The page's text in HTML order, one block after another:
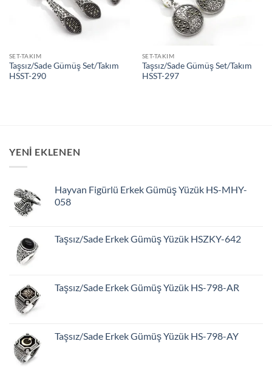
SET-TAKIM
Taşsız/Sade Gümüş Set/Takım
HSST-290
SET-TAKIM
Taşsız/Sade Gümüş Set/Takım
HSST-297
YENİ EKLENEN
Hayvan Figürlü Erkek Gümüş Yüzük HS-MHY-
058
Taşsız/Sade Erkek Gümüş Yüzük HSZKY-642
Taşsız/Sade Erkek Gümüş Yüzük HS-798-AR
Taşsız/Sade Erkek Gümüş Yüzük HS-798-AY